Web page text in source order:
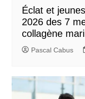
Éclat et
2026 des 7
collagène
Pascal Cabus